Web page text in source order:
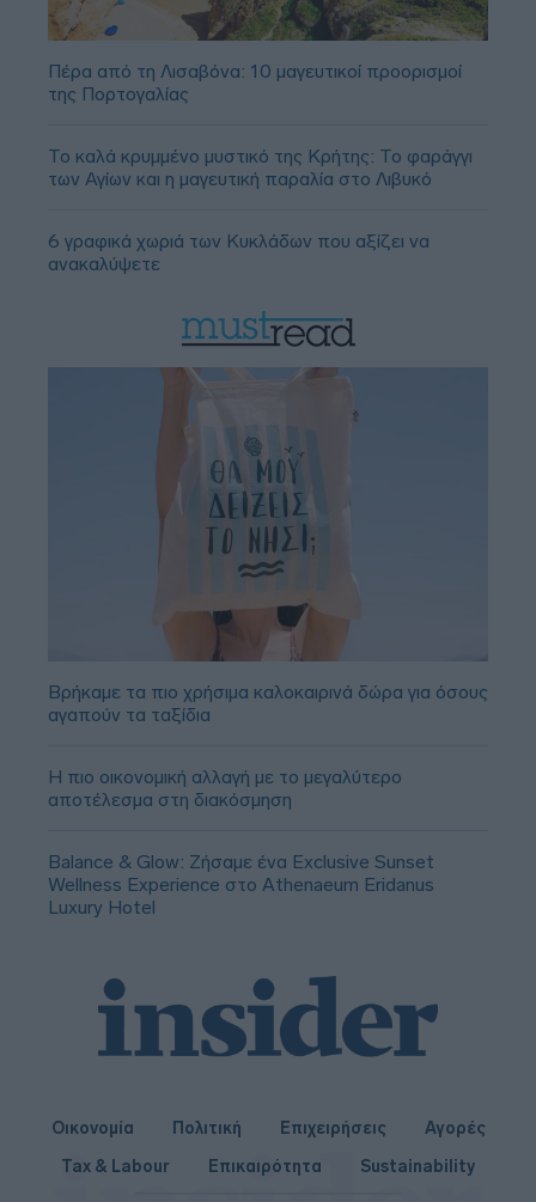
Πέρα από τη Λισαβόνα: 10 μαγευτικοί προορισμοί
της Πορτογαλίας
Το καλά κρυμμένο μυστικό της Κρήτης: Το φαράγγι
των Αγίων και η μαγευτική παραλία στο Λιβυκό
6 γραφικά χωριά των Κυκλάδων που αξίζει να
ανακαλύψετε
Βρήκαμε τα πιο χρήσιμα καλοκαιρινά δώρα για όσους
αγαπούν τα ταξίδια
Η πιο οικονομική αλλαγή με το μεγαλύτερο
αποτέλεσμα στη διακόσμηση
Balance & Glow: Ζήσαμε ένα Exclusive Sunset
Wellness Experience στο Athenaeum Eridanus
Luxury Hotel
Οικονομία Πολιτική Επιχειρήσεις
Αγορές
Tax & Labour
Επικαιρότητα Sustainability